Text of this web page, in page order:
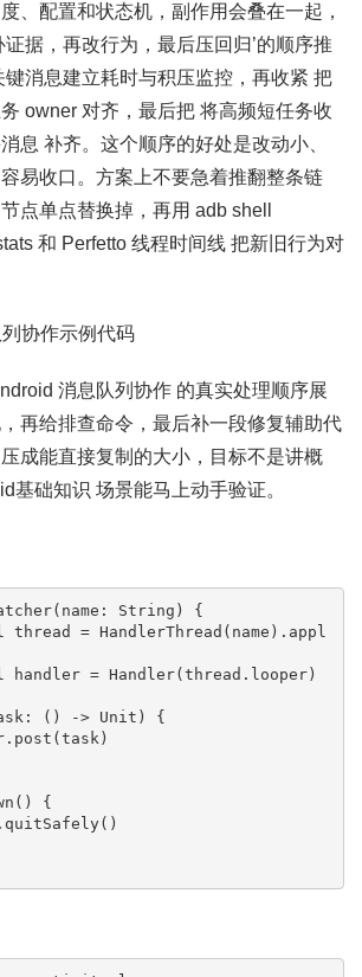
、配置和状态机，副作用会叠在一起，
证据，再改行为，最后压回归’的顺序推
消息建立耗时与积压监控，再收紧 把
owner 对齐，最后把 将高频短任务收
息 补齐。这个顺序的好处是改动小、
易收口。方案上不要急着推翻整条链
点单点替换掉，再用 adb shell
和 Perfetto 线程时间线 把新旧行为对
协作示例代码
消息队列协作 的真实处理顺序展
再给排查命令，最后补一段修复辅助代
成能直接复制的大小，目标不是讲概
基础知识 场景能马上动手验证。
String) {